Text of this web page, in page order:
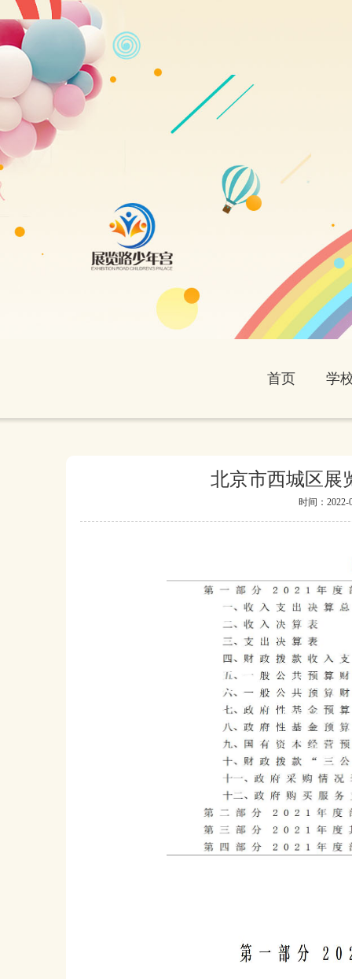
首页 学
北京市西城区展
时间：2022-